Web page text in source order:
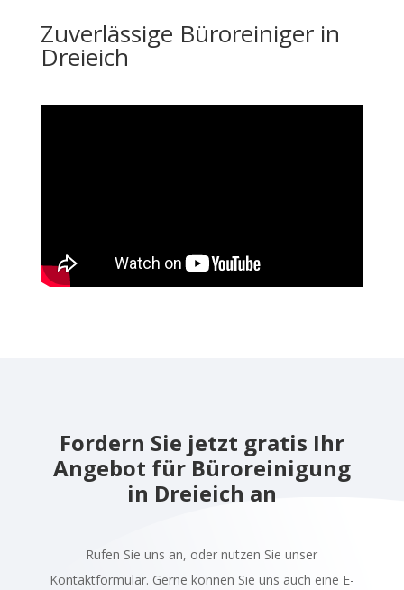
Zuverlässige Büroreiniger in
Dreieich
Fordern Sie jetzt gratis Ihr
Angebot für Büroreinigung
in Dreieich an
Rufen Sie uns an, oder nutzen Sie unser
Kontaktformular. Gerne können Sie uns auch eine E-